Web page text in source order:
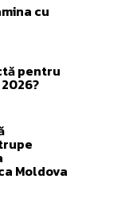
cu
pentru
Moldova